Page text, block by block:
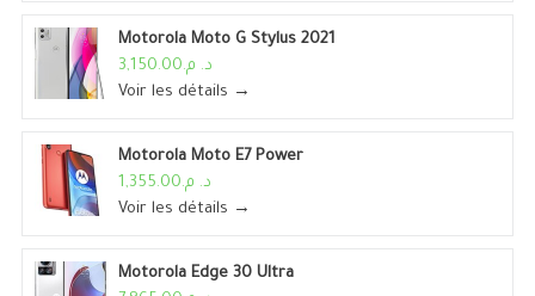
Motorola Moto G Stylus 2021
د. م.3,150.00
Voir les détails →
Motorola Moto E7 Power
د. م.1,355.00
Voir les détails →
Motorola Edge 30 Ultra